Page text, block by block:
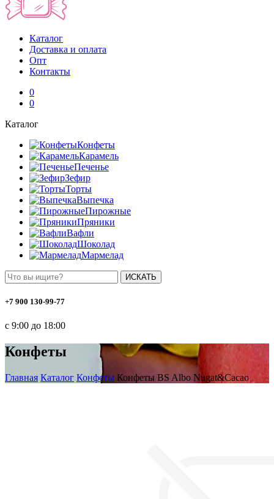
Каталог
Доставка и оплата
Опт
Контакты
0
0
Каталог
Конфеты
Карамель
Печенье
Зефир
Торты
Выпечка
Пирожные
Пряники
Вафли
Шоколад
Мармелад
ИСКАТЬ
+7 900 130-99-77
с 9:00 до 18:00
Конфеты
Главная Каталог Конфеты Конфеты BS Albo Nugat&Cacao